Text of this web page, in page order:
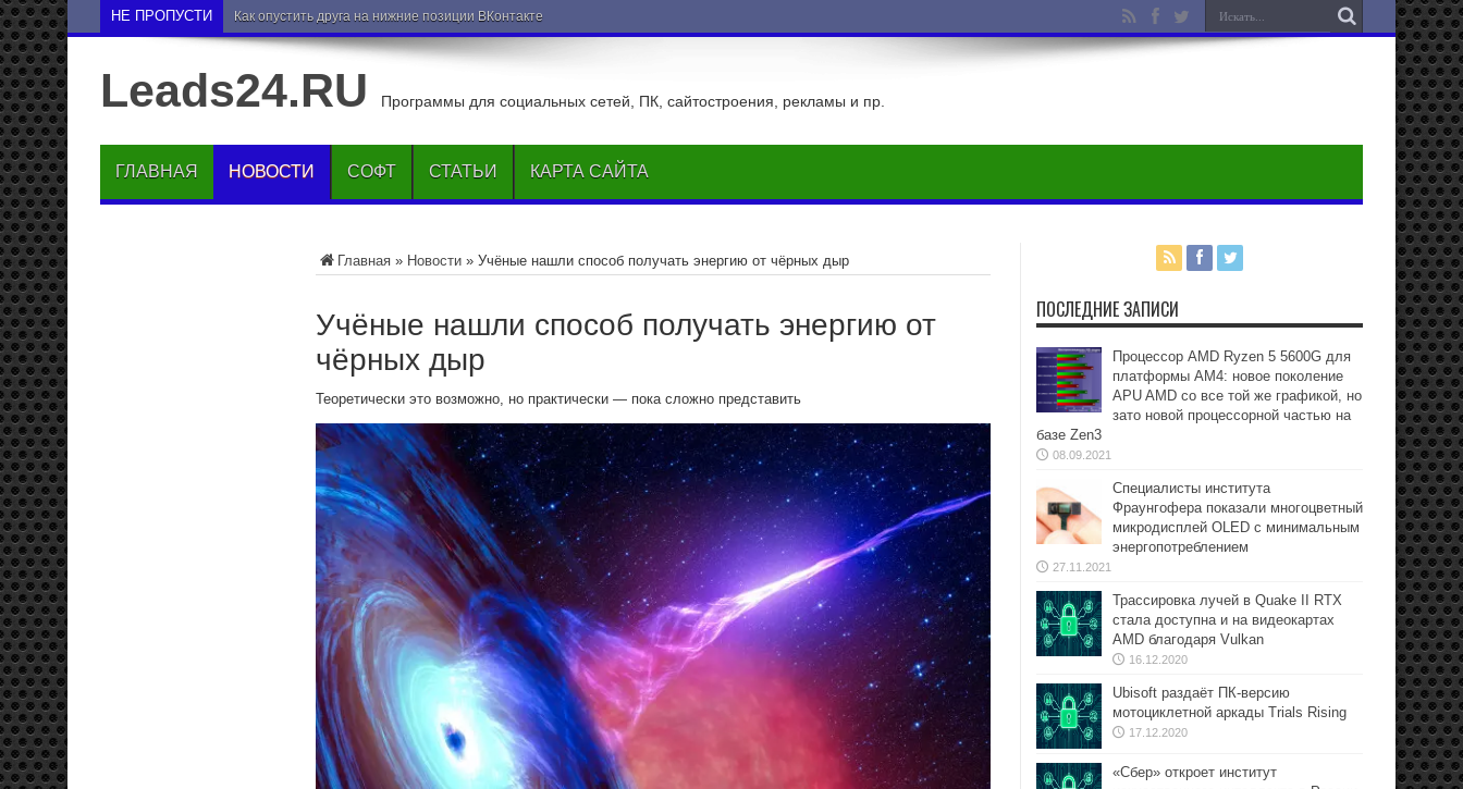
НЕ ПРОПУСТИ Как опустить друга на нижние позиции ВКонтакте
Leads24.RU Программы для социальных сетей, ПК, сайтостроения, рекламы и пр.
ГЛАВНАЯ НОВОСТИ СОФТ СТАТЬИ КАРТА САЙТА
Главная » Новости » Учёные нашли способ получать энергию от чёрных дыр
Учёные нашли способ получать энергию от
чёрных дыр
Теоретически это возможно, но практически — пока сложно представить
ПОСЛЕДНИЕ ЗАПИСИ
Процессор AMD Ryzen 5 5600G для
платформы АМ4: новое поколение
APU AMD со все той же графикой, но
зато новой процессорной частью на
базе Zen3
08.09.2021
Специалисты института
Фраунгофера показали многоцветный
микродисплей OLED с минимальным
энергопотреблением
27.11.2021
Трассировка лучей в Quake II RTX
стала доступна и на видеокартах
AMD благодаря Vulkan
16.12.2020
Ubisoft раздаёт ПК-версию
мотоциклетной аркады Trials Rising
17.12.2020
«Сбер» откроет институт